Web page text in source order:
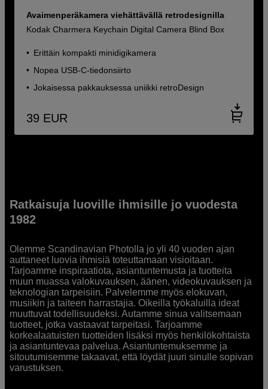
Avaimenperäkamera viehättävällä retrodesignilla
Kodak Charmera Keychain Digital Camera Blind Box
Erittäin kompakti minidigikamera
Nopea USB-C-tiedonsiirto
Jokaisessa pakkauksessa uniikki retroDesign
39 EUR
Ratkaisuja luoville ihmisille jo vuodesta
1982
Olemme Scandinavian Photolla jo yli 40 vuoden ajan
auttaneet luovia ihmisiä toteuttamaan visioitaan.
Tarjoamme inspiraatiota, asiantuntemusta ja tuotteita
muun muassa valokuvauksen, äänen, videokuvauksen ja
teknologian tarpeisiin. Palvelemme myös elokuvan,
musiikin ja taiteen harrastajia. Oikeilla työkaluilla ideat
muuttuvat todellisuudeksi. Autamme sinua valitsemaan
tuotteet, jotka vastaavat tarpeitasi. Tarjoamme
korkealaatuisten tuotteiden lisäksi myös henkilökohtaista
ja asiantuntevaa palvelua. Asiantuntemuksemme ja
sitoutumisemme takaavat, että löydät juuri sinulle sopivan
varustuksen.